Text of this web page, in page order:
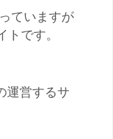
ていますが
です。
運営するサ